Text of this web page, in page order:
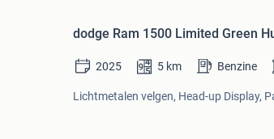
dodge Ram 1500 Limited Green
2025 5 km Benzine
Lichtmetalen velgen, Head-up Display,